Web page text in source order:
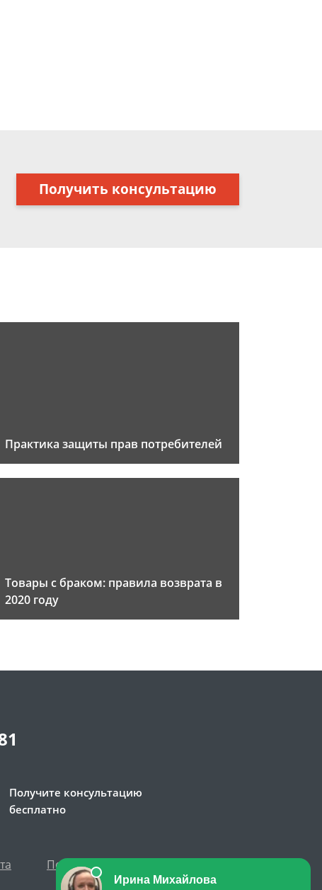
Получить консультацию
Практика защиты прав потребителей
Товары с браком: правила возврата в
2020 году
Получите консультацию
бесплатно
Политика персональных данных